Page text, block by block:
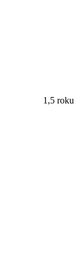
1,5 roku